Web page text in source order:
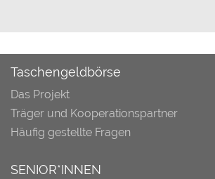
Taschengeldbörse
Das Projekt
Träger und Kooperationspartner
Häufig gestellte Fragen
SENIOR*INNEN